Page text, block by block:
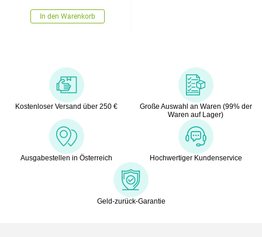
In den Warenkorb
Kostenloser Versand über 250 €
Große Auswahl an Waren (99% der
Waren auf Lager)
Ausgabestellen in Österreich Hochwertiger Kundenservice
Geld-zurück-Garantie